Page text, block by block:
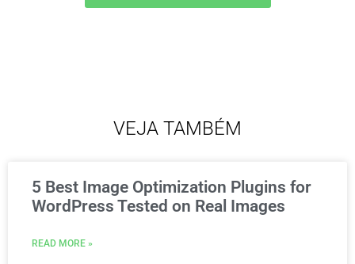
VEJA TAMBÉM
5 Best Image Optimization Plugins for
WordPress Tested on Real Images
READ MORE »